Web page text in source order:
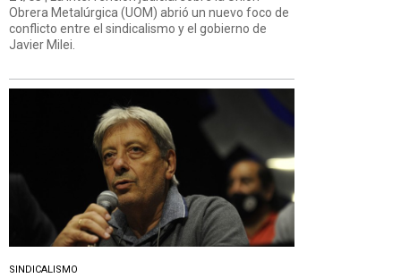
Obrera Metalúrgica (UOM) abrió un nuevo foco de
conflicto entre el sindicalismo y el gobierno de
Javier Milei.
SINDICALISMO